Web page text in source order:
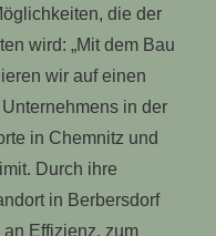
die der
wird: „Mit dem Bau
wir auf einen
in der
in Chemnitz und
Durch ihre
in Berbersdorf
Effizienz, zum